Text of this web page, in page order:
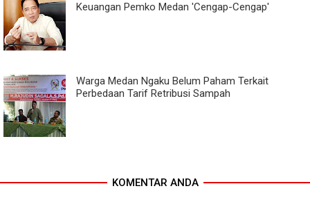
Keuangan Pemko Medan 'Cengap-Cengap'
Warga Medan Ngaku Belum Paham Terkait
Perbedaan Tarif Retribusi Sampah
KOMENTAR ANDA